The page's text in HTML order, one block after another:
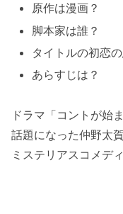
原作は漫画？
脚本家は誰？
タイトルの初恋
あらすじは？
ドラマ「コントが始
話題になった仲野太
ミステリアスコメデ